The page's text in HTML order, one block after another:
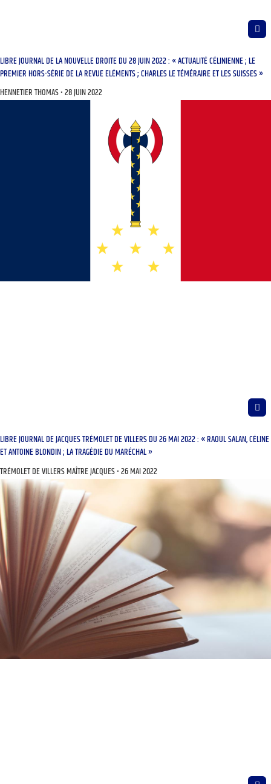
LIBRE JOURNAL DE LA NOUVELLE DROITE DU 28 JUIN 2022 : « ACTUALITÉ CÉLINIENNE ; LE
PREMIER HORS-SÉRIE DE LA REVUE ELÉMENTS ; CHARLES LE TÉMÉRAIRE ET LES SUISSES »
HENNETIER THOMAS 28 JUIN 2022
LIBRE JOURNAL DE JACQUES TRÉMOLET DE VILLERS DU 26 MAI 2022 : « RAOUL SALAN, CÉLINE
ET ANTOINE BLONDIN ; LA TRAGÉDIE DU MARÉCHAL »
TRÉMOLET DE VILLERS MAÎTRE JACQUES 26 MAI 2022